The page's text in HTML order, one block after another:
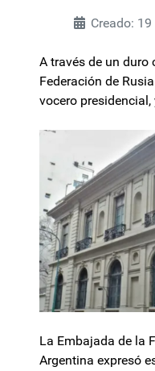
Creado:
A través de un duro
Federación de
vocero
La Embajada de la
Argentina expresó